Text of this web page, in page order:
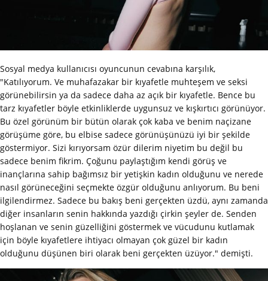
Sosyal medya kullanıcısı oyuncunun cevabına karşılık,
"Katılıyorum. Ve muhafazakar bir kıyafetle muhteşem ve seksi
görünebilirsin ya da sadece daha az açık bir kıyafetle. Bence bu
tarz kıyafetler böyle etkinliklerde uygunsuz ve kışkırtıcı görünüyor.
Bu özel görünüm bir bütün olarak çok kaba ve benim naçizane
görüşüme göre, bu elbise sadece görünüşünüzü iyi bir şekilde
göstermiyor. Sizi kırıyorsam özür dilerim niyetim bu değil bu
sadece benim fikrim. Çoğunu paylaştığım kendi görüş ve
inançlarına sahip bağımsız bir yetişkin kadın olduğunu ve nerede
nasıl görüneceğini seçmekte özgür olduğunu anlıyorum. Bu beni
ilgilendirmez. Sadece bu bakış beni gerçekten üzdü, aynı zamanda
diğer insanların senin hakkında yazdığı çirkin şeyler de. Senden
hoşlanan ve senin güzelliğini göstermek ve vücudunu kutlamak
için böyle kıyafetlere ihtiyacı olmayan çok güzel bir kadın
olduğunu düşünen biri olarak beni gerçekten üzüyor." demişti.